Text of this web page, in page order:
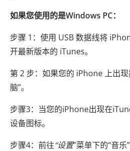
如果您使用的是Windows PC：
步骤 1：使用 USB 数据线将
开最新版本的 iTunes。
第 2 步：如果您的 iPhone 上出
脑”。
步骤3：当您的iPhone出现在
设备图标。
步骤4：前往“设置”菜单下的“音